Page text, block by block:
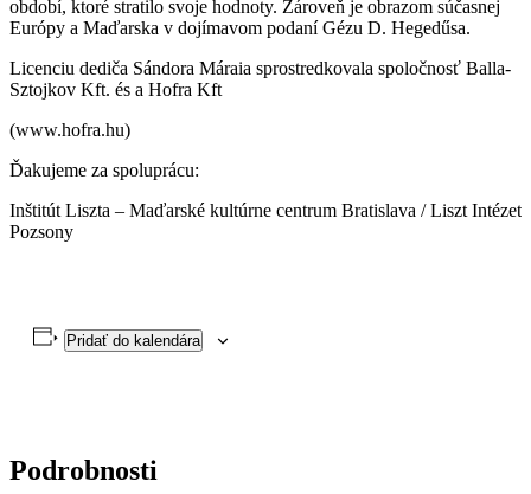
období, ktoré stratilo svoje hodnoty. Zároveň je obrazom súčasnej
Európy a Maďarska v dojímavom podaní Gézu D. Hegedűsa.
Licenciu dediča Sándora Máraia sprostredkovala spoločnosť Balla-
Sztojkov Kft. és a Hofra Kft
(www.hofra.hu)
Ďakujeme za spoluprácu:
Inštitút Liszta – Maďarské kultúrne centrum Bratislava / Liszt Intézet
Pozsony
Pridať do kalendára
Podrobnosti